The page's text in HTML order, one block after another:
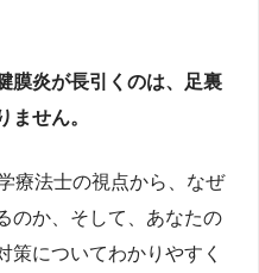
膜炎が長引くのは、足裏
ません。
療法士の視点から、なぜ
のか、そして、あなたの
策についてわかりやすく